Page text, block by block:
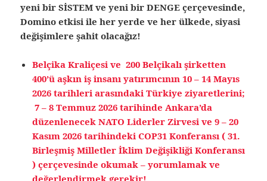
yeni bir SİSTEM ve yeni bir DENGE çerçevesinde,
Domino etkisi ile her yerde ve her ülkede, siyasi
değişimlere şahit olacağız!
Belçika Kraliçesi ve 200 Belçikalı şirketten
400’ü aşkın iş insanı yatırımcının 10 – 14 Mayıs
2026 tarihleri arasındaki Türkiye ziyaretlerini;
7 – 8 Temmuz 2026 tarihinde Ankara’da
düzenlenecek NATO Liderler Zirvesi ve 9 – 20
Kasım 2026 tarihindeki COP31 Konferansı ( 31.
Birleşmiş Milletler İklim Değişikliği Konferansı
) çerçevesinde okumak – yorumlamak ve